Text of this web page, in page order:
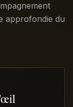
approfondie du